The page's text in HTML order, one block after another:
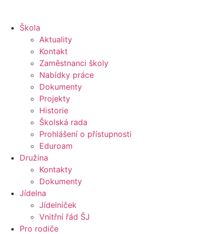
Škola
Aktuality
Kontakt
Zaměstnanci školy
Nabídky práce
Dokumenty
Projekty
Historie
Školská rada
Prohlášení o přístupnosti
Eduroam
Družina
Kontakty
Dokumenty
Jídelna
Jídelníček
Vnitřní řád ŠJ
Pro rodiče